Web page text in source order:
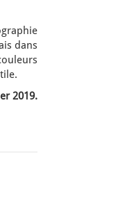
dans
2019.